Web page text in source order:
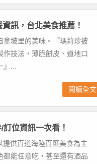
訊，台北美食推薦！
拿坡里的美味。『瑪莉珍披
技法，薄脆餅皮、道地口
...
閱讀全文
位資訊一次看！
供百道海陸百匯美食為主
能任意吃，甚至還有酒品